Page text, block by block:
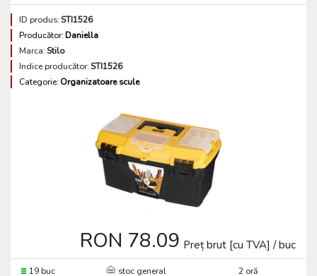
ID produs:STI1526
Producător:Daniella
Marca:Stilo
Indice producător:STI1526
Categorie: Organizatoare scule
RON 78.09 Preț brut [cu TVA] / buc
19 buc stoc general 2 oră